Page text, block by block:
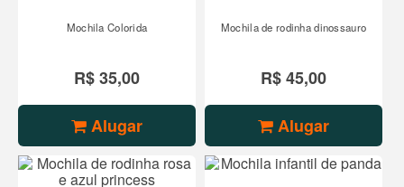
Mochila Colorida
R$ 35,00
Alugar
Mochila de rodinha dinossauro
R$ 45,00
Alugar